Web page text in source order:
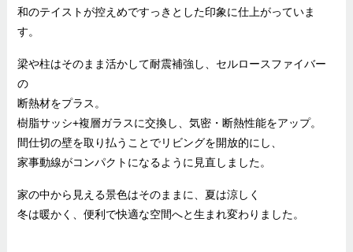
和のテイストが控えめですっきとした印象に仕上がっていま
す。
梁や柱はそのまま活かして耐震補強し、セルロースファイバー
の
断熱材をプラス。
樹脂サッシ+複層ガラスに交換し、気密・断熱性能をアップ。
間仕切の壁を取り払うことでリビングを開放的にし、
家事動線がコンパクトになるように見直しました。
家の中から見える景色はそのままに、夏は涼しく
冬は暖かく、便利で快適な空間へと生まれ変わりました。